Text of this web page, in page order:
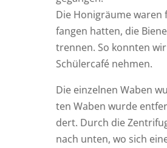
Die Honi­gräu­me waren
fan­gen hat­ten, die
tren­nen. So konn­ten
Schü­ler­ca­fé nehmen.
Die ein­zel­nen Waben
ten Waben wur­de
dert. Durch die
nach unten, wo sich